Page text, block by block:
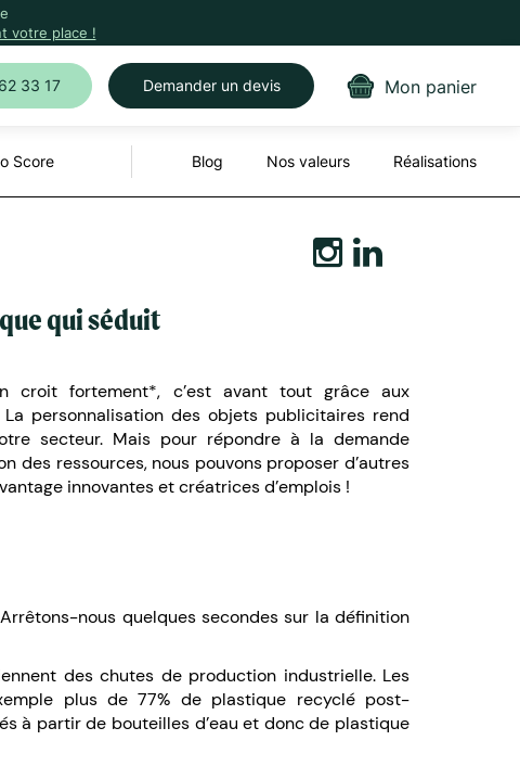
votre place !
33 17 Demander un devis Mon panier
Score Blog Nos valeurs Réalisations
qui séduit
fortement*, c’est avant tout grâce aux
personnalisation des objets publicitaires rend
secteur. Mais pour répondre à la demande
des ressources, nous pouvons proposer d’autres
innovantes et créatrices d’emplois !
nous quelques secondes sur la définition
des chutes de production industrielle. Les
plus de 77% de plastique recyclé post-
à partir de bouteilles d’eau et donc de plastique